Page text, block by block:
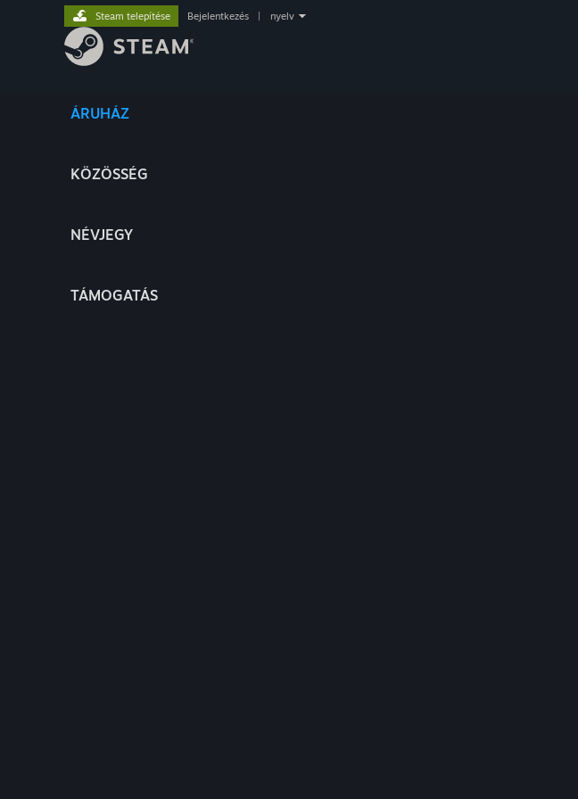
ÁRUHÁZ
KÖZÖSSÉG
NÉVJEGY
TÁMOGATÁS
Steam telepítése Bejelentkezés nyelv